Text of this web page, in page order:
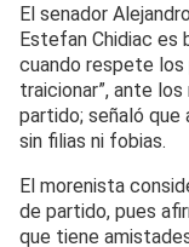
El senador
Estefan Chidiac es
cuando respete los
traicionar”, ante
partido; señaló que
sin filias ni fobias.
El morenista
de partido, pues
que tiene